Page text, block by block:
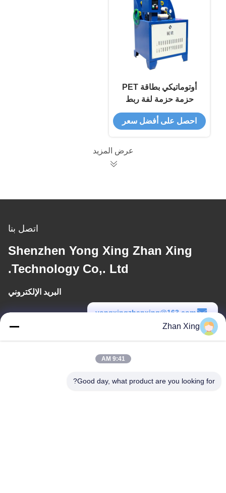
أوتوماتيكي بطاقة PET
حزمة حزمة لفة ربط
الشريط آلة التلف
احصل على أفضل سعر
عرض المزيد
اتصل بنا
Shenzhen Yong Xing Zhan Xing
Technology Co,. Ltd.
البريد الإلكتروني
yongxingzhanxing@163.com
Zhan Xing
9:41 AM
Good day, what product are you looking for?